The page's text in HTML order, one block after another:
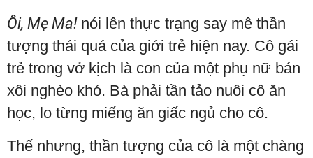
Ôi, Mẹ Ma! nói lên thực trạng say mê thần
tượng thái quá của giới trẻ hiện nay. Cô gái
trẻ trong vở kịch là con của một phụ nữ bán
xôi nghèo khó. Bà phải tần tảo nuôi cô ăn
học, lo từng miếng ăn giấc ngủ cho cô.
Thế nhưng, thần tượng của cô là một chàng